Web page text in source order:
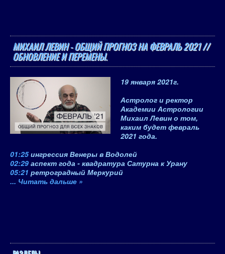
МИХАИЛ ЛЕВИН - ОБЩИЙ ПРОГНОЗ НА ФЕВРАЛЬ 2021 //
ОБНОВЛЕНИЕ И ПЕРЕМЕНЫ.
19 января 2021г.
Астролог и ректор
Академии Астрологии
Михаил Левин о том,
каким будет февраль
2021 года.
01:25ингрессия Венеры в Водолей
02:29 аспект года - квадратура Сатурна к Урану
05:21 ретроградный Меркурий
... Читать дальше »